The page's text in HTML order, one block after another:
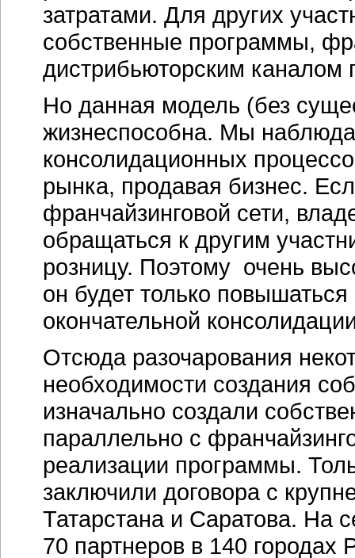
затратами. Для других
собственные программы,
дистрибьюторским
Но данная модель (без
жизнеспособна. Мы
консолидационных
рынка, продавая бизнес.
франчайзинговой сети,
обращаться к другим
розницу. Поэтому очень
он будет только
окончательной
Отсюда разочарования
необходимости создания
изначально создали
параллельно с
реализации программы.
заключили договора с
Татарстана и Саратова. На
70 партнеров в 140 городах